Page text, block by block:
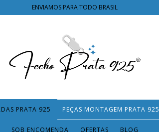
ENVIAMOS PARA TODO BRASIL
PRATA 925 PEÇAS MONTAGEM PRATA 925
SOB ENCOMENDA OFERTAS BLOG